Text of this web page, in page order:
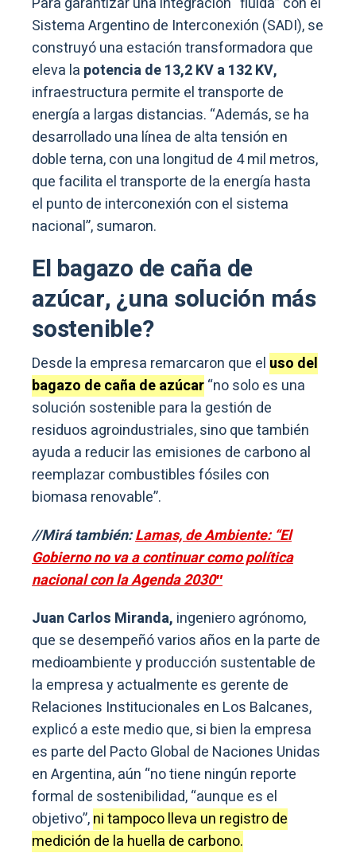
Sistema Argentino de Interconexión (SADI), se
construyó una estación transformadora que
eleva la potencia de 13,2 KV a 132 KV,
infraestructura permite el transporte de
energía a largas distancias. “Además, se ha
desarrollado una línea de alta tensión en
doble terna, con una longitud de 4 mil metros,
que facilita el transporte de la energía hasta
el punto de interconexión con el sistema
nacional”, sumaron.
El bagazo de caña de
azúcar, ¿una solución más
sostenible?
Desde la empresa remarcaron que el uso del
bagazo de caña de azúcar“no solo es una
solución sostenible para la gestión de
residuos agroindustriales, sino que también
ayuda a reducir las emisiones de carbono al
reemplazar combustibles fósiles con
biomasa renovable”.
//Mirá también:Lamas, de Ambiente: “El
Gobierno no va a continuar como política
nacional con la Agenda 2030″
Juan Carlos Miranda, ingeniero agrónomo,
que se desempeñó varios años en la parte de
medioambiente y producción sustentable de
la empresa y actualmente es gerente de
Relaciones Institucionales en Los Balcanes,
explicó a este medio que, si bien la empresa
es parte del Pacto Global de Naciones Unidas
en Argentina, aún “no tiene ningún reporte
formal de sostenibilidad, “aunque es el
objetivo”,ni tampoco lleva un registro de
medición de la huella de carbono.